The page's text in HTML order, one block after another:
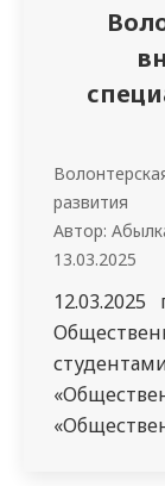
развития
Автор:
13.03.2025